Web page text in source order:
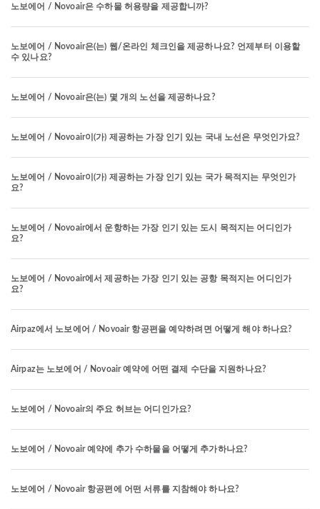
노보에어 / Novoair은 수하물 허용량을 제공합니까?
노보에어 / Novoair은(는) 웹/온라인 체크인을 제공하나요? 언제부터 이용할
수 있나요?
노보에어 / Novoair은(는) 몇 개의 노선을 제공하나요?
노보에어 / Novoair이(가) 제공하는 가장 인기 있는 국내 노선은 무엇인가요?
노보에어 / Novoair이(가) 제공하는 가장 인기 있는 국가 목적지는 무엇인가
요?
노보에어 / Novoair에서 운항하는 가장 인기 있는 도시 목적지는 어디인가
요?
노보에어 / Novoair에서 제공하는 가장 인기 있는 공항 목적지는 어디인가
요?
Airpaz에서 노보에어 / Novoair 항공편을 예약하려면 어떻게 해야 하나요?
Airpaz는 노보에어 / Novoair 예약에 어떤 결제 수단을 지원하나요?
노보에어 / Novoair의 주요 허브는 어디인가요?
노보에어 / Novoair 예약에 추가 수하물을 어떻게 추가하나요?
노보에어 / Novoair 항공편에 어떤 서류를 지참해야 하나요?